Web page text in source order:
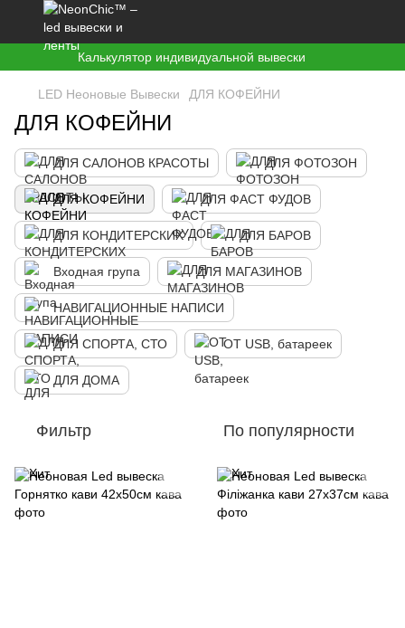
Калькулятор индивидуальной вывески
LED Неоновые Вывески ДЛЯ КОФЕЙНИ
ДЛЯ КОФЕЙНИ
ДЛЯ САЛОНОВ КРАСОТЫ ДЛЯ ФОТОЗОН
ДЛЯ КОФЕЙНИ ДЛЯ ФАСТ ФУДОВ
ДЛЯ КОНДИТЕРСКИХ ДЛЯ БАРОВ
Входная група ДЛЯ МАГАЗИНОВ
НАВИГАЦИОННЫЕ НАПИСИ
ДЛЯ СПОРТА, СТО ОТ USB, батареек
ДЛЯ ДОМА
Фильтр По популярности